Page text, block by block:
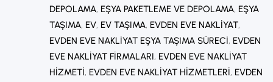
DEPOLAMA, EŞYA PAKETLEME VE DEPOLAMA, EŞYA
TAŞIMA, EV, EV TAŞIMA, EVDEN EVE NAKLIYAT
EVDEN EVE NAKLIYAT EŞYA TAŞIMA SÜRECI, EVDEN
EVE NAKLIYAT FIRMALARI, EVDEN EVE NAKLIYAT
HIZMETI, EVDEN EVE NAKLIYAT HIZMETLERI, EVDEN